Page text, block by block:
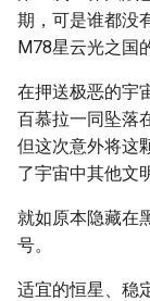
期，可是谁都没
M78星云光之国
在押送极恶的宇
百慕拉一同坠落
但这次意外将这
了宇宙中其他文
就如原本隐藏在
号。
适宜的恒星、稳